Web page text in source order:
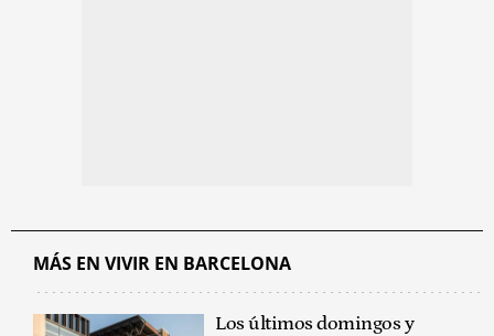
MÁS EN VIVIR EN BARCELONA
Los últimos domingos y